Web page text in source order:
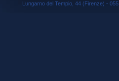
Lungarno del Tempio, 44 (Firenze) - 055.